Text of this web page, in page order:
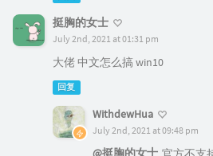
挺胸的女士
July 2nd, 2021 at 01:31 pm
大佬 中文怎么搞 win10
回复
WithdewHua
July 2nd, 2021 at 09:48 pm
@挺胸的女士